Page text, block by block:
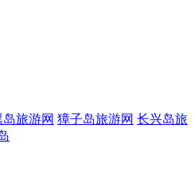
岛旅游网 獐子岛旅游网 长兴岛旅